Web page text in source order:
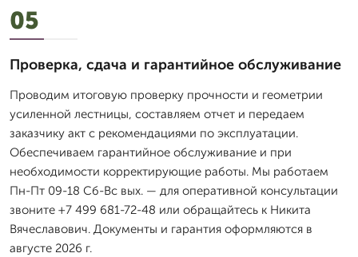
05
Проверка, сдача и гарантийное обслуживание
Проводим итоговую проверку прочности и геометрии
усиленной лестницы, составляем отчет и передаем
заказчику акт с рекомендациями по эксплуатации.
Обеспечиваем гарантийное обслуживание и при
необходимости корректирующие работы. Мы работаем
Пн-Пт 09-18 Сб-Вс вых. — для оперативной консультации
звоните +7 499 681-72-48 или обращайтесь к Никита
Вячеславович. Документы и гарантия оформляются в
августе 2026 г.